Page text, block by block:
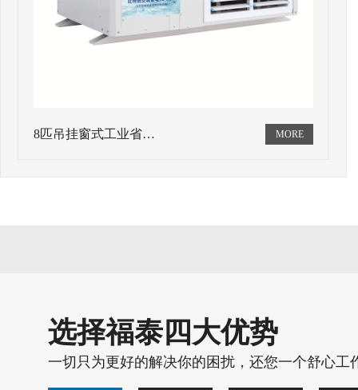
8匹吊挂窗式工业省…
选择福泰四大优势
一切只为更好的解决你的困扰，还您一个舒心工